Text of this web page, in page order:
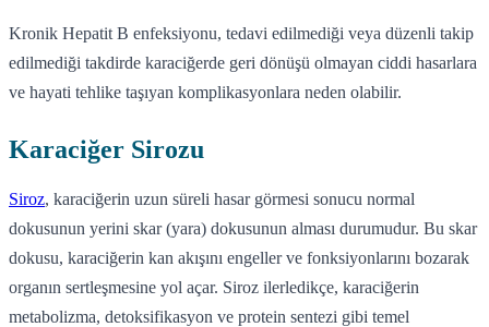
Kronik Hepatit B enfeksiyonu, tedavi edilmediği veya düzenli takip
edilmediği takdirde karaciğerde geri dönüşü olmayan ciddi hasarlara
ve hayati tehlike taşıyan komplikasyonlara neden olabilir.
Karaciğer Sirozu
Siroz, karaciğerin uzun süreli hasar görmesi sonucu normal
dokusunun yerini skar (yara) dokusunun alması durumudur. Bu skar
dokusu, karaciğerin kan akışını engeller ve fonksiyonlarını bozarak
organın sertleşmesine yol açar. Siroz ilerledikçe, karaciğerin
metabolizma, detoksifikasyon ve protein sentezi gibi temel